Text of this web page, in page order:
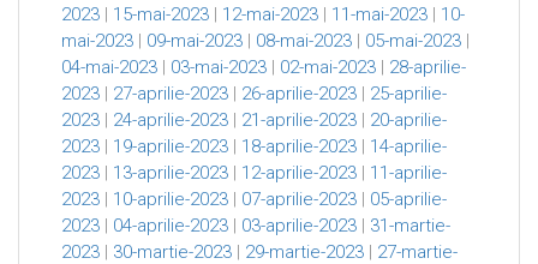
2023 | 15-mai-2023 | 12-mai-2023 | 11-mai-2023 | 10-
mai-2023 | 09-mai-2023 | 08-mai-2023 | 05-mai-2023 |
04-mai-2023 | 03-mai-2023 | 02-mai-2023 | 28-aprilie-
2023 | 27-aprilie-2023 | 26-aprilie-2023 | 25-aprilie-
2023 | 24-aprilie-2023 | 21-aprilie-2023 | 20-aprilie-
2023 | 19-aprilie-2023 | 18-aprilie-2023 | 14-aprilie-
2023 | 13-aprilie-2023 | 12-aprilie-2023 | 11-aprilie-
2023 | 10-aprilie-2023 | 07-aprilie-2023 | 05-aprilie-
2023 | 04-aprilie-2023 | 03-aprilie-2023 | 31-martie-
2023 | 30-martie-2023 | 29-martie-2023 | 27-martie-